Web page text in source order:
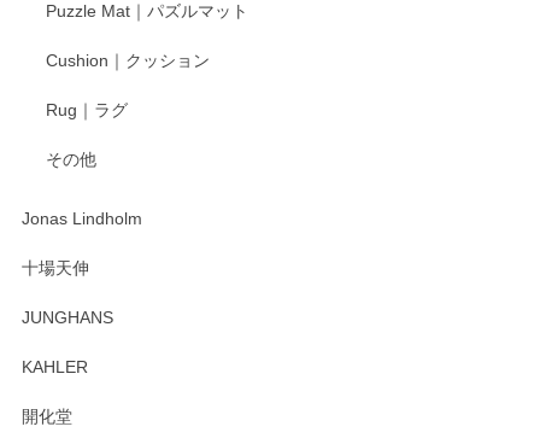
Puzzle Mat｜パズルマット
Cushion｜クッション
Rug｜ラグ
その他
Jonas Lindholm
十場天伸
JUNGHANS
KAHLER
開化堂